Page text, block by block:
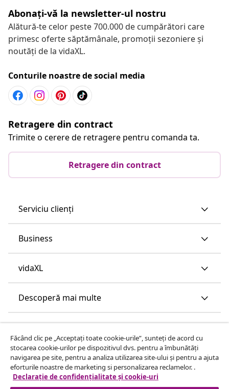
Abonați-vă la newsletter-ul nostru
Alătură-te celor peste 700.000 de cumpărători care
primesc oferte săptămânale, promoții sezoniere și
noutăți de la vidaXL.
Conturile noastre de social media
Retragere din contract
Trimite o cerere de retragere pentru comanda ta.
Retragere din contract
Serviciu clienți
Business
vidaXL
Descoperă mai multe
Făcând clic pe „Acceptați toate cookie-urile”, sunteți de acord cu
stocarea cookie-urilor pe dispozitivul dvs. pentru a îmbunătăți
navigarea pe site, pentru a analiza utilizarea site-ului și pentru a ajuta
eforturile noastre de marketing si personalizarea reclamelor. .
Declarație de confidențialitate și cookie-uri